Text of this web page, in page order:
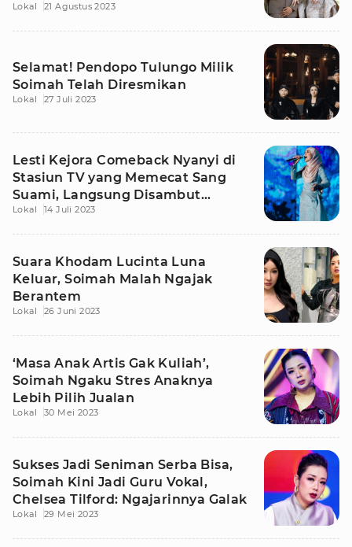
Lokal 21 Agustus 2023
Selamat! Pendopo Tulungo Milik
Soimah Telah Diresmikan
Lokal 27 Juli 2023
Lesti Kejora Comeback Nyanyi di
Stasiun TV yang Memecat Sang
Suami, Langsung Disambut
Hangat
Lokal 14 Juli 2023
Suara Khodam Lucinta Luna
Keluar, Soimah Malah Ngajak
Berantem
Lokal 26 Juni 2023
‘Masa Anak Artis Gak Kuliah’,
Soimah Ngaku Stres Anaknya
Lebih Pilih Jualan
Lokal 30 Mei 2023
Sukses Jadi Seniman Serba Bisa,
Soimah Kini Jadi Guru Vokal,
Chelsea Tilford: Ngajarinnya Galak
Lokal 29 Mei 2023